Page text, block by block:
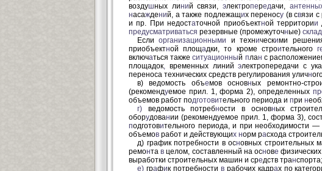
воздушных линий связи, электропередачи,
насаждений, а также подлежащих переносу (в связи с
и пр. При недостаточной приобъектной территории
предусматриваться резервные (промежуточные)
Еслиорганизационными и техническими
приобъектной площадки, то кроме строительного
включаться такжеситуационный план с
площадок, временных линийэлектропередачи с
переноса технических средств регулирования уличн
в) ведомость объемов основных ремонтно-
(рекомендуемое прил. 1, форма 2), определенных
объемов работ подготовительного периода и при н
г) ведомость потребности в основных
оборудовании (рекомендуемое прил. 1, форма 3),
подготовительного периода, и при необходимости —
объемов работ и действующих норм расхода
д) график потребности в основных строительных
ремонтав целом, составленный на основе
выработки строительных машин и средств транспорта;
е) график потребности врабочих кадрах по